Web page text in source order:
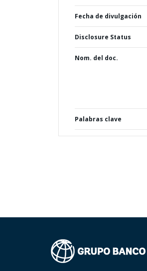
Fecha de divulgación
Disclosure Status
Nom. del doc.
Palabras clave